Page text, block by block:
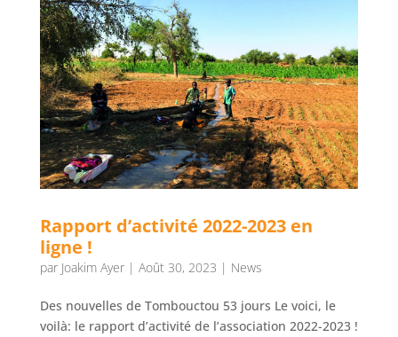
Rapport d’activité 2022-2023 en
ligne !
par Joakim Ayer| Août 30, 2023 | News
Des nouvelles de Tombouctou 53 jours Le voici, le
voilà: le rapport d’activité de l’association 2022-2023 !